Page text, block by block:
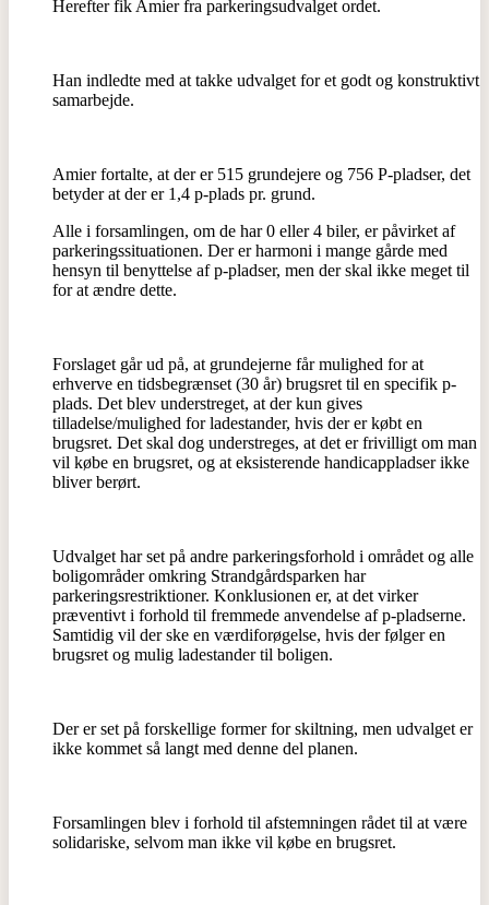
Herefter fik Amier fra parkeringsudvalget ordet.
Han indledte med at takke udvalget for et godt og konstruktivt
samarbejde.
Amier fortalte, at der er 515 grundejere og 756 P-pladser, det
betyder at der er 1,4 p-plads pr. grund.
Alle i forsamlingen, om de har 0 eller 4 biler, er påvirket af
parkeringssituationen. Der er harmoni i mange gårde med
hensyn til benyttelse af p-pladser, men der skal ikke meget til
for at ændre dette.
Forslaget går ud på, at grundejerne får mulighed for at
erhverve en tidsbegrænset (30 år) brugsret til en specifik p-
plads. Det blev understreget, at der kun gives
tilladelse/mulighed for ladestander, hvis der er købt en
brugsret. Det skal dog understreges, at det er frivilligt om man
vil købe en brugsret, og at eksisterende handicappladser ikke
bliver berørt.
Udvalget har set på andre parkeringsforhold i området og alle
boligområder omkring Strandgårdsparken har
parkeringsrestriktioner. Konklusionen er, at det virker
præventivt i forhold til fremmede anvendelse af p-pladserne.
Samtidig vil der ske en værdiforøgelse, hvis der følger en
brugsret og mulig ladestander til boligen.
Der er set på forskellige former for skiltning, men udvalget er
ikke kommet så langt med denne del planen.
Forsamlingen blev i forhold til afstemningen rådet til at være
solidariske, selvom man ikke vil købe en brugsret.